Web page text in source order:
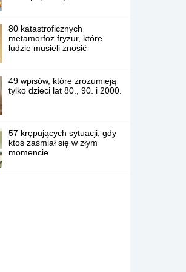
80 katastroficznych
metamorfoz fryzur, które
ludzie musieli znosić
49 wpisów, które zrozumieją
tylko dzieci lat 80., 90. i 2000.
57 krępujących sytuacji, gdy
ktoś zaśmiał się w złym
momencie